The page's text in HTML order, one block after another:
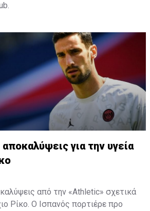
🔵
(@PSG_inside)July 9, 2023
για την υγεία
από την «Athletic» σχετικά
Ρίκο. Ο Ισπανός πορτιέρε προ